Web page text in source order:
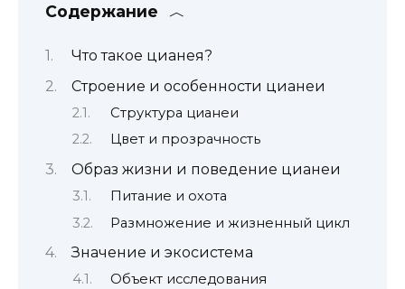
Содержание
Что такое цианея?
Строение и особенности цианеи
Структура цианеи
Цвет и прозрачность
Образ жизни и поведение цианеи
Питание и охота
Размножение и жизненный цикл
Значение и экосистема
Объект исследования